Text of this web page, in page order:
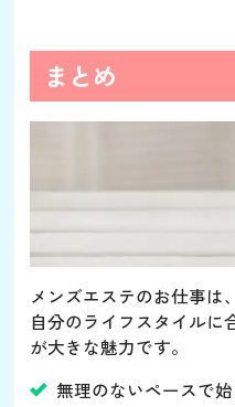
まとめ
メンズエステのお仕事は
自分のライフスタイルに
が大きな魅力です。
無理のないペースで